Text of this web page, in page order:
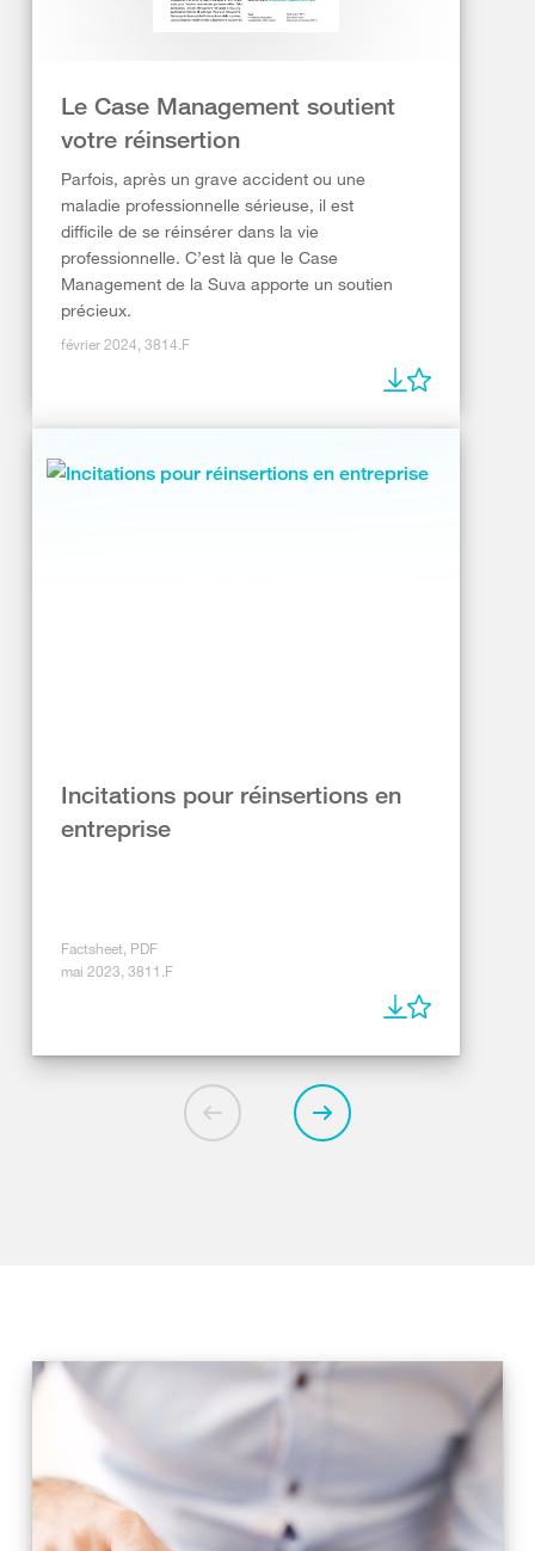
Le Case Management soutient
votre réinsertion
Parfois, après un grave accident ou une
maladie professionnelle sérieuse, il est
difficile de se réinsérer dans la vie
professionnelle. C’est là que le Case
Management de la Suva apporte un soutien
précieux.
février 2024, 3814.F
Incitations pour réinsertions en
entreprise
Factsheet, PDF
mai 2023, 3811.F